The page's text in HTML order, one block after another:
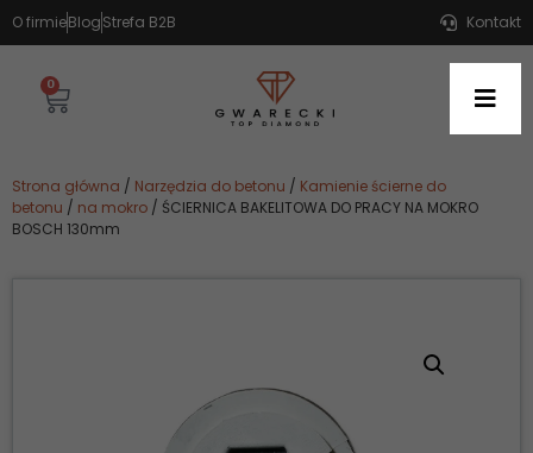
O firmieBlogStrefa B2B Kontakt
0
Strona główna / Narzędzia do betonu / Kamienie ścierne do
betonu / na mokro / ŚCIERNICA BAKELITOWA DO PRACY NA MOKRO
BOSCH 130mm